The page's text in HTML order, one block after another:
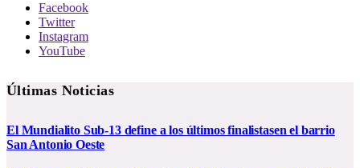
Facebook
Twitter
Instagram
YouTube
Últimas Noticias
El Mundialito Sub-13 define a los últimos finalistasen el barrio
San Antonio Oeste